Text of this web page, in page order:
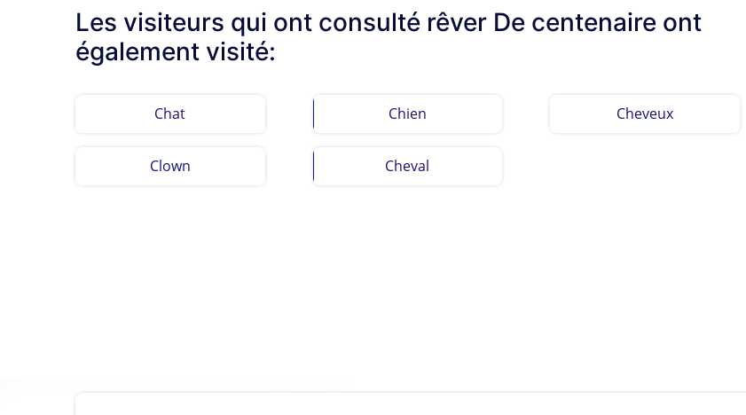
Les visiteurs qui ont consulté rêver De centenaire ont
également visité:
Chat Chien Cheveux
Clown Cheval